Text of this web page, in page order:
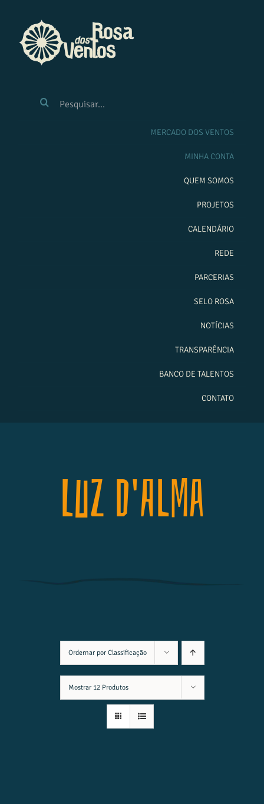
conteúdo
RESULTADOS
MERCADO DOS VENTOS
MINHA CONTA
QUEM SOMOS
PROJETOS
CALENDÁRIO
REDE
PARCERIAS
SELO ROSA
NOTÍCIAS
TRANSPARÊNCIA
BANCO DE TALENTOS
CONTATO
Luz D'Alma
Ordernar por Classificação
Mostrar 12 Produtos